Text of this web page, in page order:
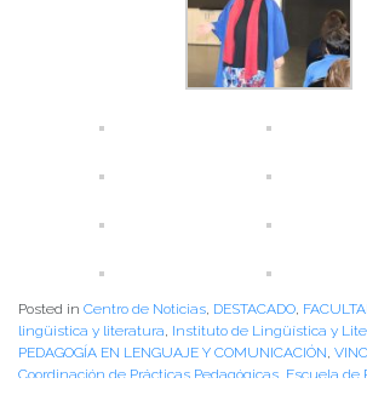
Posted in Centro de Noticias, DESTACADO,
lingüistica y literatura, Instituto de Lingüística y
PEDAGOGÍA EN LENGUAJE Y COMUNICACIÓN,
Coordinación de Prácticas Pedagógicas Escuela de